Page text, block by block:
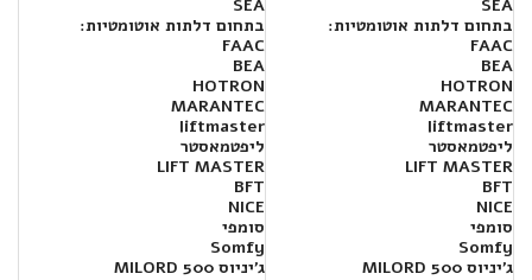
SEA
בתחום דלתות אוטומטיות:
FAAC
BEA
HOTRON
MARANTEC
liftmaster
ליפטמאסטר
LIFT MASTER
BFT
NICE
סומפי
Somfy
ג'יניוס MILORD 500
SEA
בתחום דלתות אוטומטיות:
FAAC
BEA
HOTRON
MARANTEC
liftmaster
ליפטמאסטר
LIFT MASTER
BFT
NICE
סומפי
Somfy
ג'יניוס MILORD 500